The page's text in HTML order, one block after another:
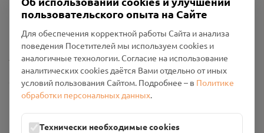
Пользовательское соглашение
Политика конфиденциальности
Промо-материалы
Настройки cookies
Общество с ограниченной ответственностью «Смоленский
Проект Помним»
Юридический адрес: 216790, Смоленская область, р-н
пользовательского опыта на Сайте
Для обеспечения корректной работы Сайта и анализа
поведения Посетителей мы используем cookies и
аналогичные технологии. Согласие на использование
аналитических cookies даётся Вами отдельно от иных
условий пользования Сайтом. Подробнее – в Политике
обработки персональных данных.
Технически необходимые cookies